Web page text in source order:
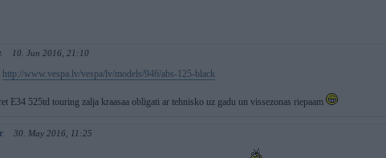
10. Jun 2016, 21:10
http://www.vespa.lv/vespa/lv/models/946/abs-125-black
E34 525td touring zalja kraasaa obligati ar tehnisko uz gadu un vissezonas riepaam
30. May 2016, 11:25